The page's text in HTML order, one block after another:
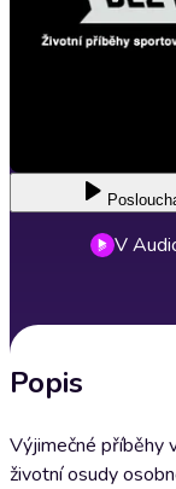
V
Popis
Výjimečné příběhy
životní osudy